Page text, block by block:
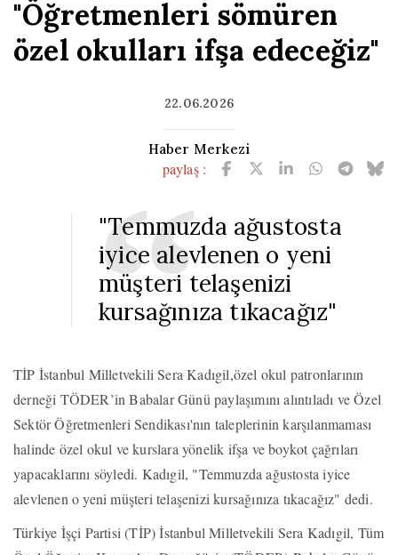
"Öğretmenleri sömüren
özel okulları ifşa edeceğiz"
22.06.2026
Haber Merkezi
paylaş :
"Temmuzda ağustosta
iyice alevlenen o yeni
müşteri telaşenizi
kursağınıza tıkacağız"
TİP İstanbul Milletvekili Sera Kadıgil,özel okul patronlarının
derneği TÖDER’in Babalar Günü paylaşımını alıntıladı ve Özel
Sektör Öğretmenleri Sendikası'nın taleplerinin karşılanmaması
halinde özel okul ve kurslara yönelik ifşa ve boykot çağrıları
yapacaklarını söyledi. Kadıgil, "Temmuzda ağustosta iyice
alevlenen o yeni müşteri telaşenizi kursağınıza tıkacağız" dedi.
Türkiye İşçi Partisi (TİP) İstanbul Milletvekili Sera Kadıgil, Tüm